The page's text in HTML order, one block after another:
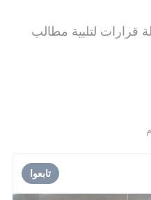
قرارات لتلبية مطالب
تابعوا